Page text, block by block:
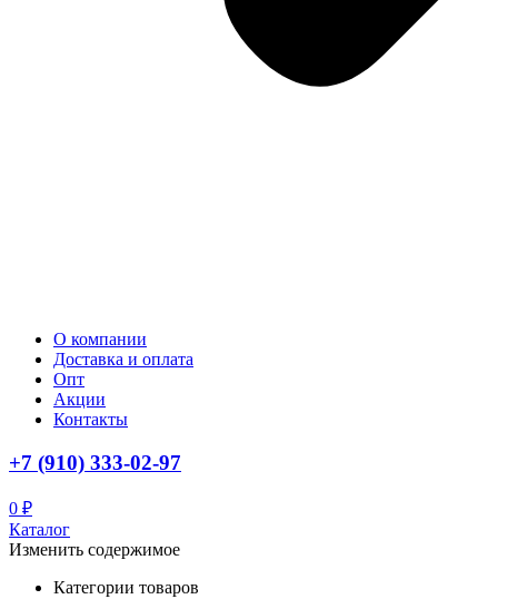
О компании
Доставка и оплата
Опт
Акции
Контакты
+7 (910) 333-02-97
0 ₽
Каталог
Изменить содержимое
Категории товаров